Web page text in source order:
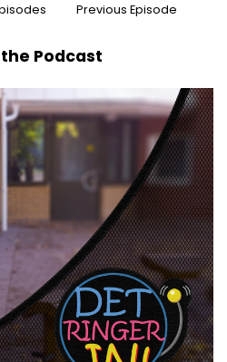
Previous Episode
Podcast